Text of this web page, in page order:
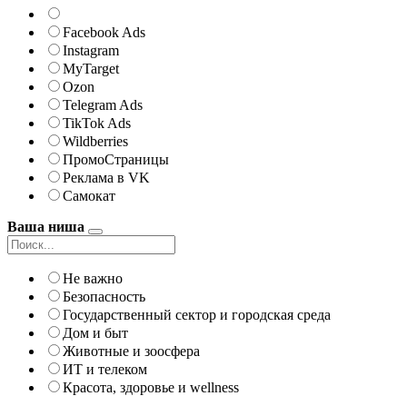
Facebook Ads
Instagram
MyTarget
Ozon
Telegram Ads
TikTok Ads
Wildberries
ПромоСтраницы
Реклама в VK
Самокат
Ваша ниша
Не важно
Безопасность
Государственный сектор и городская среда
Дом и быт
Животные и зоосфера
ИТ и телеком
Красота, здоровье и wellness